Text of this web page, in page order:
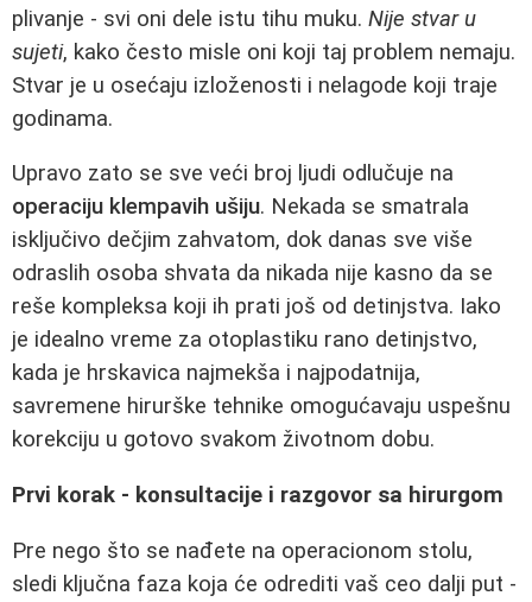
plivanje - svi oni dele istu tihu muku. Nije stvar u
sujeti, kako često misle oni koji taj problem nemaju.
Stvar je u osećaju izloženosti i nelagode koji traje
godinama.
Upravo zato se sve veći broj ljudi odlučuje na
operaciju klempavih ušiju. Nekada se smatrala
isključivo dečjim zahvatom, dok danas sve više
odraslih osoba shvata da nikada nije kasno da se
reše kompleksa koji ih prati još od detinjstva. Iako
je idealno vreme za otoplastiku rano detinjstvo,
kada je hrskavica najmekša i najpodatnija,
savremene hirurške tehnike omogućavaju uspešnu
korekciju u gotovo svakom životnom dobu.
Prvi korak - konsultacije i razgovor sa hirurgom
Pre nego što se nađete na operacionom stolu,
sledi ključna faza koja će odrediti vaš ceo dalji put -